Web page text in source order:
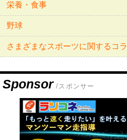
栄養・食事
野球
さまざまなスポーツに関するコ
Sponsor /スポンサー